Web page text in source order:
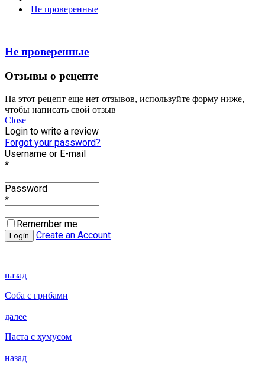
Не проверенные
Не проверенные
Отзывы о рецепте
На этот рецепт еще нет отзывов, используйте форму ниже,
чтобы написать свой отзыв
Close
Login to write a review
Forgot your password?
Username or E-mail
*
Password
*
Remember me
Create an Account
назад
Соба с грибами
далее
Паста с хумусом
назад